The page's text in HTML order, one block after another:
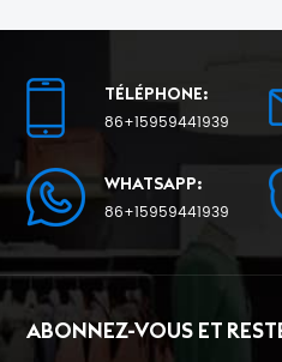
TÉLÉPHONE:
86+15959441939
WHATSAPP:
86+15959441939
ABONNEZ-VOUS ET